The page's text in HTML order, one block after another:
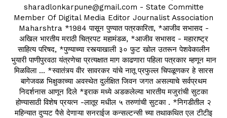
sharadlonkarpune@gmail.com - State Committe
Member Of Digital Media Editor Journalist Association
Maharshtra *1984 पासून पुण्यात पत्रकारिता, *आजीव सभासद -
अखिल भारतीय मराठी चित्रपट महामंडळ, *आजीव सभासद - महाराष्ट्र
साहित्य परिषद, *पुण्याच्या रस्त्याखाली ३० फुट खोल उतरून पेशवेकालीन
भुयारी पाणीपुरवठा यंत्रणेचा प्रत्यक्षात माग काढणारा पहिला पत्रकार म्हणून मान
मिळविला ... *स्वातंत्र्य वीर सावरकर यांचे नातू प्रफुल्ल चिपळूणकर हे सारस
बागेजवळ भिक्षुकाच्या अवस्थेत दुर्लक्षित जिवन जगत असल्याचे सर्वप्रथम
निदर्शनास आणून दिले *इराक मध्ये अडकलेल्या भारतीय मजुरांची सुटका
होण्यासाठी विशेष प्रयत्न -लातूर मधील ५ तरुणांची सुटका . *निगडीतील २
महिन्यात दुप्पट पैसे देणाऱ्या सनराईज कन्सल्टन्सी च्या तथाकथित एल टीटीइ